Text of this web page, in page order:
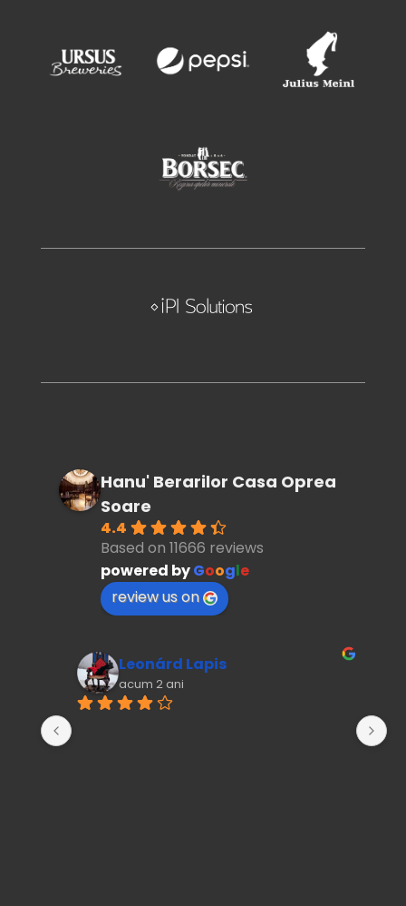
Hanu' Berarilor Casa Oprea
Soare
4.4
Based on 11666 reviews
powered byGoogle
review us on
Leonárd Lapis
acum 2 ani